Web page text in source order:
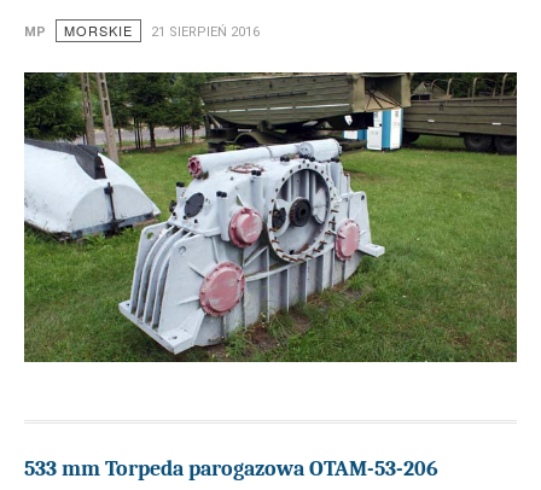
MP MORSKIE 21 SIERPIEŃ 2016
533 mm Torpeda parogazowa OTAM-53-206